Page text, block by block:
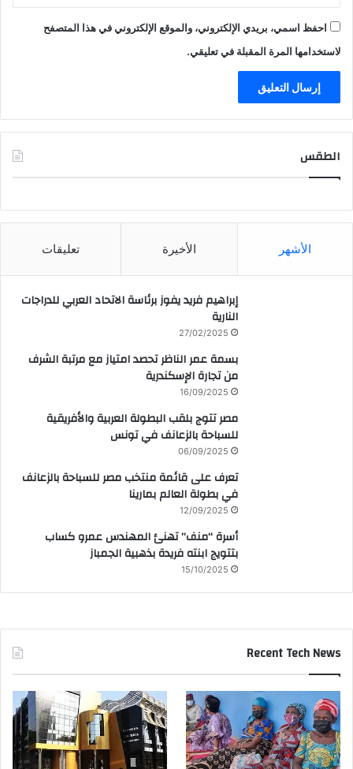
احفظ اسمي، بريدي الإلكتروني، والموقع الإلكتروني في هذا المتصفح
لاستخدامها المرة المقبلة في تعليقي.
الطقس
الأشهر الأخيرة تعليقات
إبراهيم فريد يفوز برئاسة الاتحاد العربي للدراجات
النارية
27/02/2025
بسمة عمر الناظر تحصد امتياز مع مرتبة الشرف
من تجارة الإسكندرية
16/09/2025
مصر تتوج بلقب البطولة العربية والأفريقية
للسباحة بالزعانف في تونس
06/09/2025
تعرف على قائمة منتخب مصر للسباحة بالزعانف
في بطولة العالم بمارينا
12/09/2025
أسرة “منف” تهنئ المهندس عمرو كساب
بتتويج ابنته فريدة بذهبية الجمباز
15/10/2025
Recent Tech News